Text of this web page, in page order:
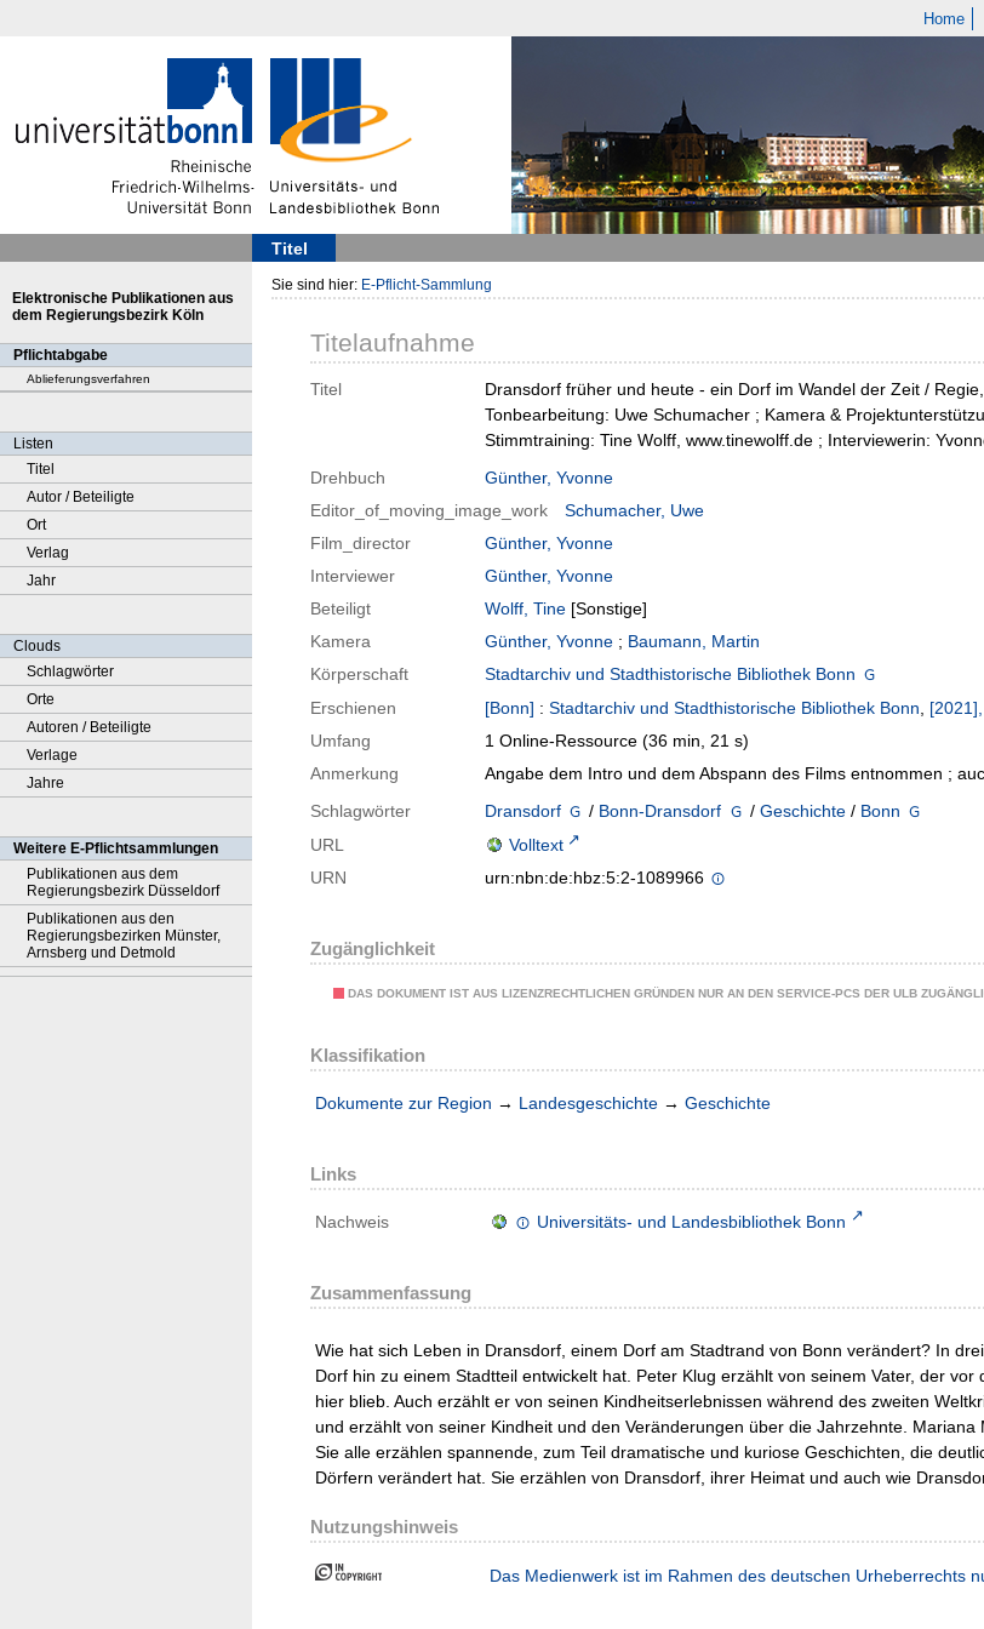
Home
Titel
Elektronische Publikationen aus
dem Regierungsbezirk Köln
Pflichtabgabe
Ablieferungsverfahren
Listen
Titel
Autor / Beteiligte
Ort
Verlag
Jahr
Clouds
Schlagwörter
Orte
Autoren / Beteiligte
Verlage
Jahre
Weitere E-Pflichtsammlungen
Publikationen aus dem
Regierungsbezirk Düsseldorf
Publikationen aus den
Regierungsbezirken Münster,
Arnsberg und Detmold
Sie sind hier: E-Pflicht-Sammlung
Titelaufnahme
Titel
Dransdorf früher und heute - ein Dorf im Wandel der Zeit /
Tonbearbeitung: Uwe Schumacher ; Kamera &
Stimmtraining: Tine Wolff, www.tinewolff.de ; Interviewerin:
Drehbuch
Günther, Yvonne
Editor_of_moving_image_work
Schumacher, Uwe
Film_director
Günther, Yvonne
Interviewer
Günther, Yvonne
Beteiligt
Wolff, Tine [Sonstige]
Kamera
Günther, Yvonne ; Baumann, Martin
Körperschaft
Stadtarchiv und Stadthistorische Bibliothek Bonn
Erschienen
[Bonn] : Stadtarchiv und Stadthistorische Bibliothek Bonn,
Umfang
1 Online-Ressource (36 min, 21 s)
Anmerkung
Angabe dem Intro und dem Abspann des Films entnommen ;
Schlagwörter
Dransdorf / Bonn-Dransdorf / Geschichte/ Bonn
URL
Volltext
URN
urn:nbn:de:hbz:5:2-1089966
Zugänglichkeit
DAS DOKUMENT IST AUS LIZENZRECHTLICHEN GRÜNDEN NUR AN DEN SERVICE-PCS DER ULB
Klassifikation
Dokumente zur Region → Landesgeschichte → Geschichte
Links
Nachweis Universitäts- und Landesbibliothek Bonn
Zusammenfassung
Wie hat sich Leben in Dransdorf, einem Dorf am Stadtrand von Bonn verändert? In
Dorf hin zu einem Stadtteil entwickelt hat. Peter Klug erzählt von seinem Vater, der
hier blieb. Auch erzählt er von seinen Kindheitserlebnissen während des zweiten
und erzählt von seiner Kindheit und den Veränderungen über die Jahrzehnte.
Sie alle erzählen spannende, zum Teil dramatische und kuriose Geschichten, die
Dörfern verändert hat. Sie erzählen von Dransdorf, ihrer Heimat und auch wie
Nutzungshinweis
Das Medienwerk ist im Rahmen des deutschen Urheberrechts